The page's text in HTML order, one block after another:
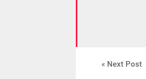
« Next Post